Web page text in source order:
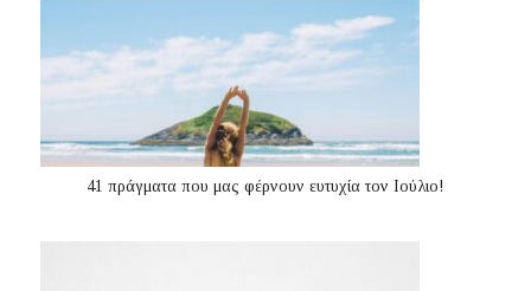
41 πράγματα που μας φέρνουν ευτυχία τον Ιούλιο!